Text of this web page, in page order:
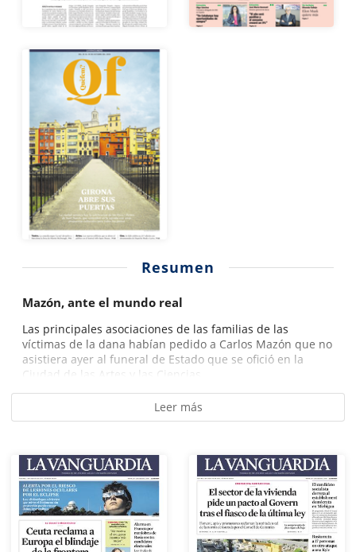
Resumen
Mazón, ante el mundo real
Las principales asociaciones de las familias de las
víctimas de la dana habían pedido a Carlos Mazón que no
asistiera ayer al funeral de Estado que se ofició en la
Ciudad de las Artes y las Ciencias...
Leer más